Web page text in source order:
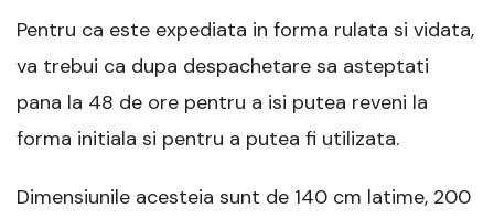
Pentru ca este expediata in forma rulata si vidata,
va trebui ca dupa despachetare sa asteptati
pana la 48 de ore pentru a isi putea reveni la
forma initiala si pentru a putea fi utilizata.
Dimensiunile acesteia sunt de 140 cm latime, 200